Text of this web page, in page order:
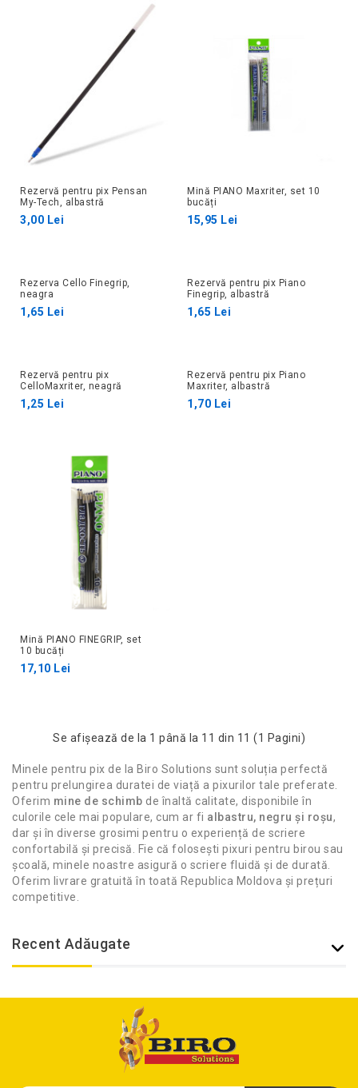
Rezervă pentru pix Pensan
My-Tech, albastră
3,00 Lei
Mină PIANO Maxriter, set 10
bucăți
15,95 Lei
Rezerva Cello Finegrip,
neagra
1,65 Lei
Rezervă pentru pix Piano
Finegrip, albastră
1,65 Lei
Rezervă pentru pix
CelloMaxriter, neagră
1,25 Lei
Rezervă pentru pix Piano
Maxriter, albastră
1,70 Lei
Mină PIANO FINEGRIP, set
10 bucăți
17,10 Lei
Se afişează de la 1 până la 11 din 11 (1 Pagini)
Minele pentru pix de la Biro Solutions sunt soluția perfectă
pentru prelungirea duratei de viață a pixurilor tale preferate.
Oferim mine de schimb de înaltă calitate, disponibile în
culorile cele mai populare, cum ar fi albastru, negru și roșu,
dar și în diverse grosimi pentru o experiență de scriere
confortabilă și precisă. Fie că folosești pixuri pentru birou sau
școală, minele noastre asigură o scriere fluidă și de durată.
Oferim livrare gratuită în toată Republica Moldova și prețuri
competitive.
Recent Adăugate